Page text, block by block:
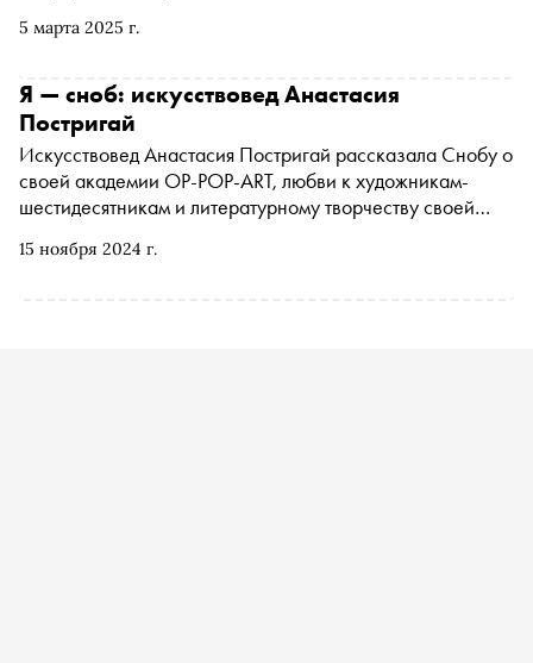
5 марта 2025 г.
напоминающие о том, что даже в простых вещах скрыта
Надежда рассказала о тех произведениях, на которые
стоит обратить особое внимание
15 ноября 2024 г.
Я — сноб: искусствовед Анастасия
Постригай
Искусствовед Анастасия Постригай рассказала Снобу о
своей академии OP-POP-ART, любви к художникам-
шестидесятникам и литературному творчеству своей
собственный сон